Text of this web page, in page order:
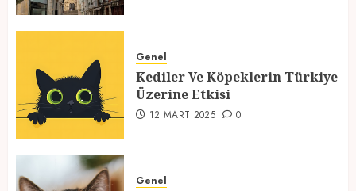
2
Üzerine Etkisi
12 MART 2025 0
Seçildi
Genel
Kediler Ve Köpeklerin Türkiye
Üzerine Etkisi
12 MART 2025 0
Genel